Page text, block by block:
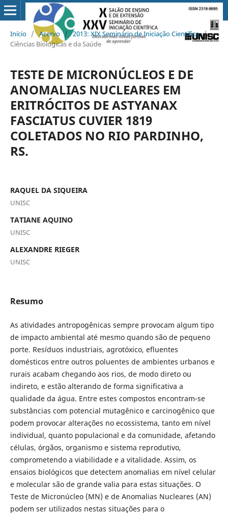
Início / Acervo / 2013: XIX Seminário de Iniciação Científica /
Ciências Biológicas e da Saúde
TESTE DE MICRONÚCLEOS E DE
ANOMALIAS NUCLEARES EM
ERITRÓCITOS DE ASTYANAX
FASCIATUS CUVIER 1819
COLETADOS NO RIO PARDINHO,
RS.
RAQUEL DA SIQUEIRA
UNISC
TATIANE AQUINO
UNISC
ALEXANDRE RIEGER
UNISC
Resumo
As atividades antropogênicas sempre provocam algum tipo
de impacto ambiental até mesmo quando são de pequeno
porte. Resíduos industriais, agrotóxico, efluentes
domésticos entre outros poluentes de ambientes urbanos e
rurais acabam chegando aos rios, de modo direto ou
indireto, e estão alterando de forma significativa a
qualidade da água. Entre estes compostos encontram-se
substâncias com potencial mutagênico e carcinogênico que
podem provocar alterações no ecossistema, tanto em nível
individual, quanto populacional e da comunidade, afetando
células, órgãos, organismo e sistema reprodutivo,
comprometendo a viabilidade e a vitalidade. Assim, os
ensaios biológicos que detectem anomalias em nível celular
e molecular são de grande valia para estas situações. O
Teste de Micronúcleo (MN) e de Anomalias Nucleares (AN)
podem ser utilizados nestas situações para o